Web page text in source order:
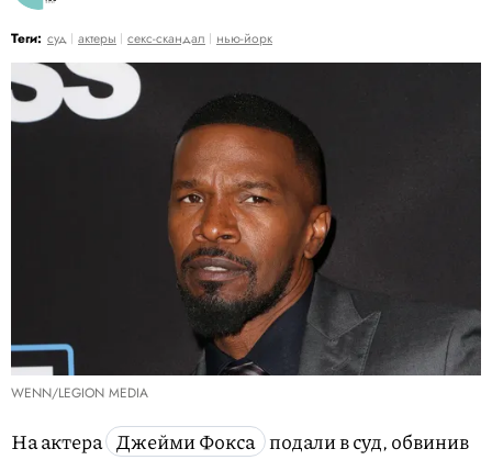
Теги: суд актеры секс-скандал нью-йорк
WENN/LEGION MEDIA
На актера Джейми Фокса подали в суд, обвинив